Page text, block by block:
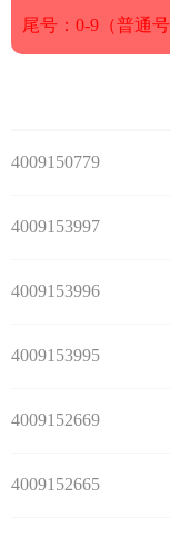
尾号：0-9（普通号
4009150779
4009153997
4009153996
4009153995
4009152669
4009152665